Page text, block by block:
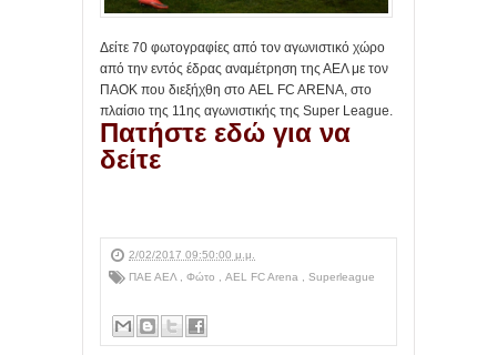
Δείτε 70 φωτογραφίες από τον αγωνιστικό χώρο
από την εντός έδρας αναμέτρηση της ΑΕΛ με τον
ΠΑΟΚ που διεξήχθη στο AEL FC ARENA, στο
πλαίσιο της 11ης αγωνιστικής της Super League.
Πατήστε εδώ για να
δείτε
2/02/2017 09:50:00 μ.μ.
ΠΑΕ ΑΕΛ , Φώτο , AEL FC Arena , Superleague